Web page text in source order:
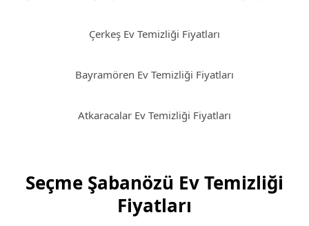
Çerkeş Ev Temizliği Fiyatları
Bayramören Ev Temizliği Fiyatları
Atkaracalar Ev Temizliği Fiyatları
Seçme Şabanözü Ev Temizliği
Fiyatları